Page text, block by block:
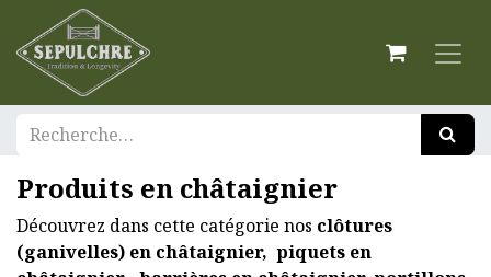
Produits en châtaignier
Découvrez dans cette catégorie nos clôtures
(ganivelles) en châtaignier, piquets en